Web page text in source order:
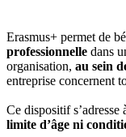
Erasmus+ permet de
professionnelle dans
organisation, au sein
entreprise concernent
Ce dispositif s’adresse
limite d’âge ni